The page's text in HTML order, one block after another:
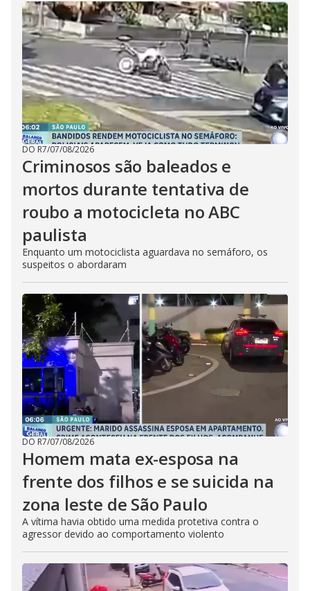
DO R7/07/08/2026
Criminosos são baleados e
mortos durante tentativa de
roubo a motocicleta no ABC
paulista
Enquanto um motociclista aguardava no semáforo, os
suspeitos o abordaram
DO R7/07/08/2026
Homem mata ex-esposa na
frente dos filhos e se suicida na
zona leste de São Paulo
A vítima havia obtido uma medida protetiva contra o
agressor devido ao comportamento violento